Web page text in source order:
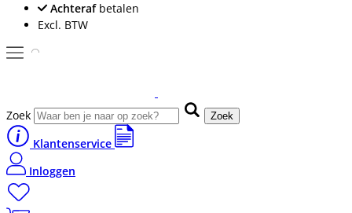
Achterafbetalen
Excl. BTW
Zoek Zoek
Klantenservice
Inloggen